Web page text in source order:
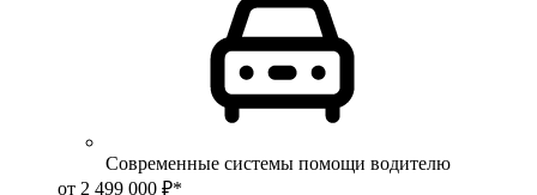
Современные системы помощи водителю
от 2 499 000 ₽*